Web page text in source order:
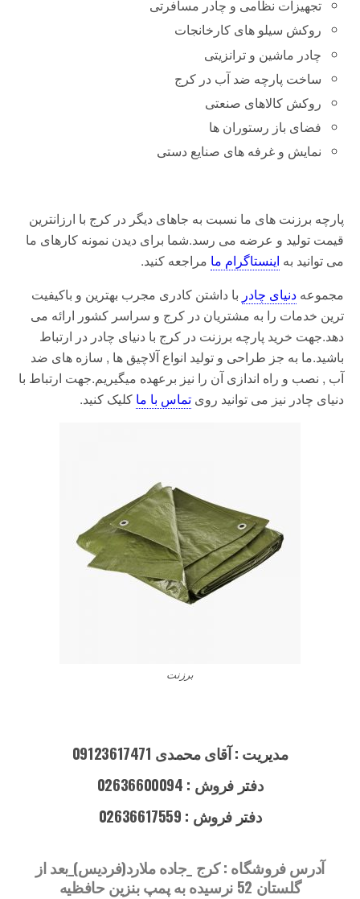
تجهیزات نظامی و چادر مسافرتی
روکش سیلو های کارخانجات
چادر ماشین و ترانزیتی
ساخت پارچه ضد آب در کرج
روکش کالاهای صنعتی
فضای باز رستوران ها
نمایش و غرفه های صنایع دستی
پارچه برزنت های ما نسبت به جاهای دیگر در کرج با ارزانترین
قیمت تولید و عرضه می رسد.شما برای دیدن نمونه کارهای ما
می توانید به اینستاگرام ما مراجعه کنید.
مجموعه دنیای چادر با داشتن کادری مجرب بهترین و باکیفیت
ترین خدمات را به مشتریان در کرج و سراسر کشور ارائه می
دهد.جهت خرید پارچه برزنت در کرج با دنیای چادر در ارتباط
باشید.ما به جز طراحی و تولید انواع آلاچیق ها , سازه های ضد
آب , نصب و راه اندازی آن را نیز برعهده میگیریم.جهت ارتباط با
دنیای چادر نیز می توانید روی تماس با ما کلیک کنید.
برزنت
مدیریت : آقای محمدی 09123617471
دفتر فروش : 02636600094
دفتر فروش : 02636617559
آدرس فروشگاه : کرج _جاده ملارد(فردیس)_بعد از
گلستان 52 نرسیده به پمپ بنزین حافظیه